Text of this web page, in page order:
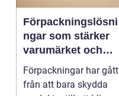
Förpackningslösni
ngar som stärker
varumärket och
förenklar vardagen
Förpackningar har gått
från att bara skydda